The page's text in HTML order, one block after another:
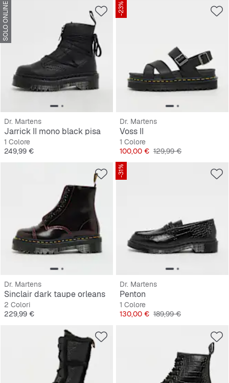
SOLO ONLINE
Dr. Martens
Jarrick II mono black pisa
1 Colore
Prezzo
249,99 €
-23%
Dr. Martens
Voss II
1 Colore
Prezzo
100,00 € Prezzo originale
129,99 €
Dr. Martens
Sinclair dark taupe orleans
2 Colori
Prezzo
229,99 €
-31%
Dr. Martens
Penton
1 Colore
Prezzo
130,00 € Prezzo originale
189,99 €